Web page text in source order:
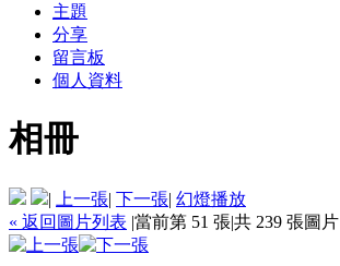
主題
分享
留言板
個人資料
相冊
| 上一張| 下一張| 幻燈播放
« 返回圖片列表 |當前第 51 張|共 239 張圖片